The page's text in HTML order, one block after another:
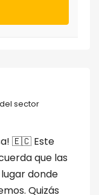
sector